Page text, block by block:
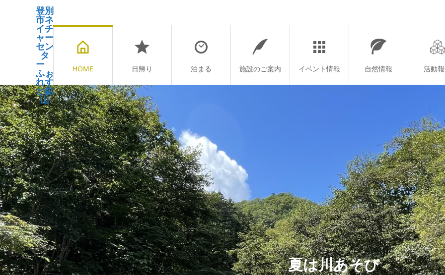
登別
市ネ
イチ
ャー
セン
タ
ー
ふぉ
れす
と鉱
山
HOME 日帰り 泊まる 施設のご案内 イベント情報 自然情報 活動
夏は川あそび